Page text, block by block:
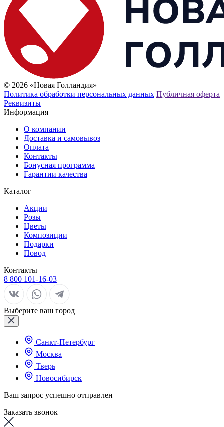
© 2026 «Новая Голландия»
Политика обработки персональных данных Публичная оферта
Реквизиты
Информация
О компании
Доставка и самовывоз
Оплата
Контакты
Бонусная программа
Гарантии качества
Каталог
Акции
Розы
Цветы
Композиции
Подарки
Повод
Контакты
8 800 101-16-03
Выберите ваш город
Санкт-Петербург
Москва
Тверь
Новосибирск
Ваш запрос успешно отправлен
Заказать звонок